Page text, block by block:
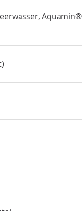
Aquamin®